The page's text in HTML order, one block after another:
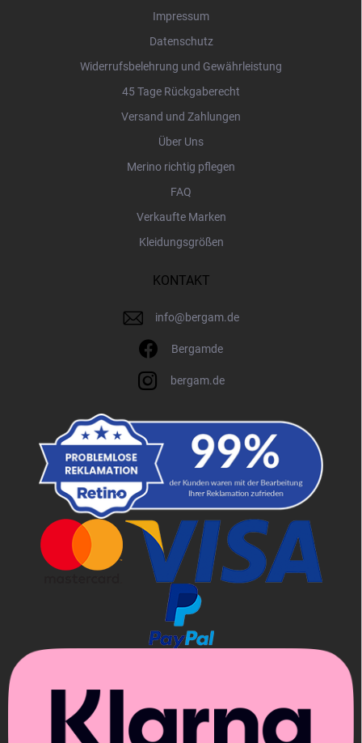
Impressum
Datenschutz
Widerrufsbelehrung und Gewährleistung
45 Tage Rückgaberecht
Versand und Zahlungen
Über Uns
Merino richtig pflegen
FAQ
Verkaufte Marken
Kleidungsgrößen
KONTAKT
info@bergam.de
Bergamde
bergam.de